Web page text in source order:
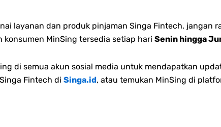
layanan dan produk pinjaman Singa Fintech, jangan
konsumen MinSing tersedia setiap hari Senin hingga
di semua akun sosial media untuk mendapatkan
Fintech di Singa.id, atau temukan MinSing di